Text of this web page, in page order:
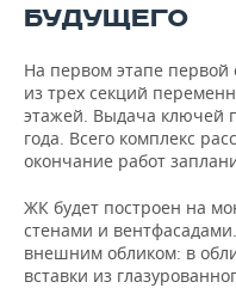
БУДУЩЕГО
На первом этапе первой
из трех секций
этажей. Выдача ключей
года. Всего комплекс
окончание работ
ЖК будет построен на
стенами и
внешним обликом: в
вставки из